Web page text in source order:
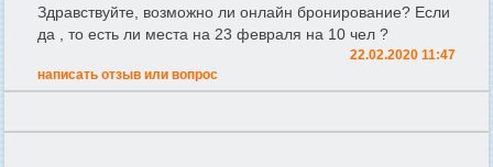
Здравствуйте, возможно ли онлайн бронирование? Если
да , то есть ли места на 23 февраля на 10 чел ?
22.02.2020 11:47
написать отзыв или вопрос